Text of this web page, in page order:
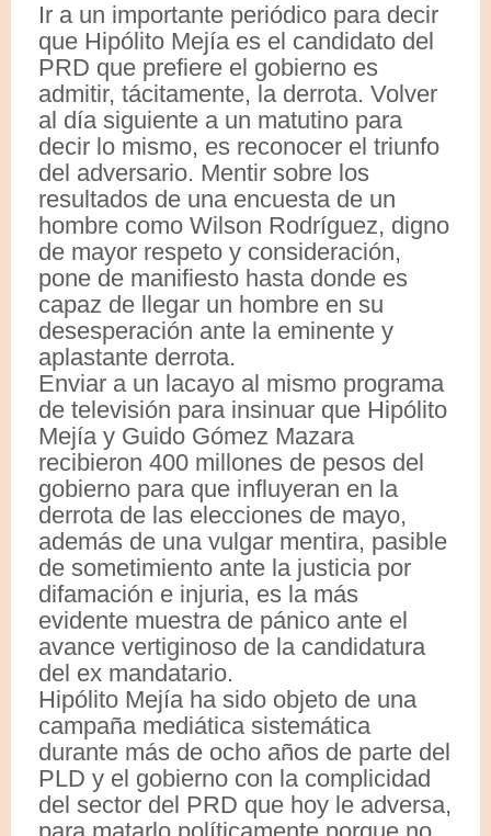
Ir a un importante periódico para decir
que Hipólito Mejía es el candidato del
PRD que prefiere el gobierno es
admitir, tácitamente, la derrota. Volver
al día siguiente a un matutino para
decir lo mismo, es reconocer el triunfo
del adversario. Mentir sobre los
resultados de una encuesta de un
hombre como Wilson Rodríguez, digno
de mayor respeto y consideración,
pone de manifiesto hasta donde es
capaz de llegar un hombre en su
desesperación ante la eminente y
aplastante derrota.
Enviar a un lacayo al mismo programa
de televisión para insinuar que Hipólito
Mejía y Guido Gómez Mazara
recibieron 400 millones de pesos del
gobierno para que influyeran en la
derrota de las elecciones de mayo,
además de una vulgar mentira, pasible
de sometimiento ante la justicia por
difamación e injuria, es la más
evidente muestra de pánico ante el
avance vertiginoso de la candidatura
del ex mandatario.
Hipólito Mejía ha sido objeto de una
campaña mediática sistemática
durante más de ocho años de parte del
PLD y el gobierno con la complicidad
del sector del PRD que hoy le adversa,